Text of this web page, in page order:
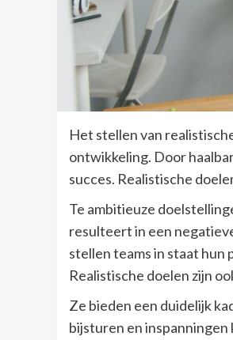
Het stellen van
ontwikkeling. Door
succes. Realistische
Te ambitieuze
resulteert in een
stellen teams in staat
Realistische doelen zijn
Ze bieden een duidelijk
bijsturen en